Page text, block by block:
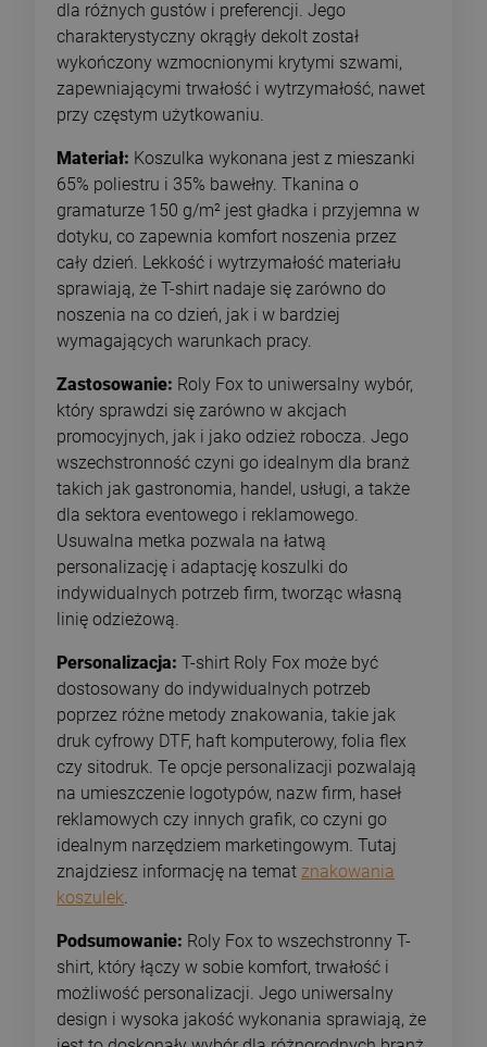
dla różnych gustów i preferencji. Jego
charakterystyczny okrągły dekolt został
wykończony wzmocnionymi krytymi szwami,
zapewniającymi trwałość i wytrzymałość, nawet
przy częstym użytkowaniu.
Materiał: Koszulka wykonana jest z mieszanki
65% poliestru i 35% bawełny. Tkanina o
gramaturze 150 g/m² jest gładka i przyjemna w
dotyku, co zapewnia komfort noszenia przez
cały dzień. Lekkość i wytrzymałość materiału
sprawiają, że T-shirt nadaje się zarówno do
noszenia na co dzień, jak i w bardziej
wymagających warunkach pracy.
Zastosowanie: Roly Fox to uniwersalny wybór,
który sprawdzi się zarówno w akcjach
promocyjnych, jak i jako odzież robocza. Jego
wszechstronność czyni go idealnym dla branż
takich jak gastronomia, handel, usługi, a także
dla sektora eventowego i reklamowego.
Usuwalna metka pozwala na łatwą
personalizację i adaptację koszulki do
indywidualnych potrzeb firm, tworząc własną
linię odzieżową.
Personalizacja: T-shirt Roly Fox może być
dostosowany do indywidualnych potrzeb
poprzez różne metody znakowania, takie jak
druk cyfrowy DTF, haft komputerowy, folia flex
czy sitodruk. Te opcje personalizacji pozwalają
na umieszczenie logotypów, nazw firm, haseł
reklamowych czy innych grafik, co czyni go
idealnym narzędziem marketingowym. Tutaj
znajdziesz informację na temat znakowania
koszulek
Podsumowanie: Roly Fox to wszechstronny T-
shirt, który łączy w sobie komfort, trwałość i
możliwość personalizacji. Jego uniwersalny
design i wysoka jakość wykonania sprawiają, że